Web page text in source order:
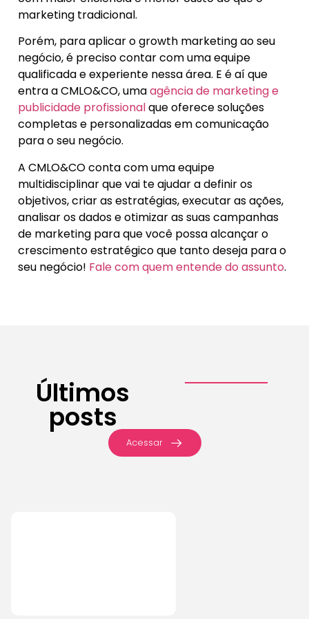
marketing tradicional.
Porém, para aplicar o growth marketing ao seu
negócio, é preciso contar com uma equipe
qualificada e experiente nessa área. E é aí que
entra a CMLO&CO, umaagência de marketing e
publicidade profissionalque oferece soluções
completas e personalizadas em comunicação
para o seu negócio.
A CMLO&CO conta com uma equipe
multidisciplinar que vai te ajudar a definir os
objetivos, criar as estratégias, executar as ações,
analisar os dados e otimizar as suas campanhas
de marketing para que você possa alcançar o
crescimento estratégico que tanto deseja para o
seu negócio! Fale com quem entende do assunto.
Últimos
posts
Acessar